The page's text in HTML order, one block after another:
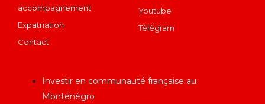
accompagnement
Expatriation
Contact
Youtube
Télégram
Investir en communauté française au
Monténégro